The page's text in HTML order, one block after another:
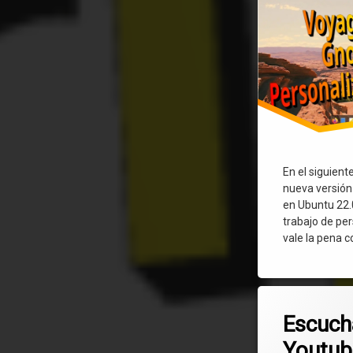
En el
nueva
en Ubuntu
trabajo de
vale la pena
audio